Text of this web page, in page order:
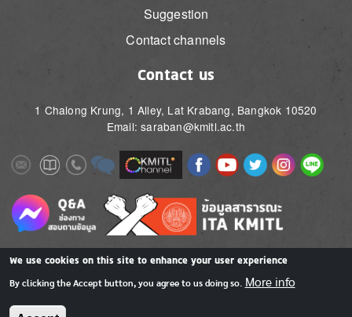
Suggestion
Contact channels
Contact us
1 Chalong Krung, 1 Alley, Lat Krabang, Bangkok 10520
Email: saraban@kmitl.ac.th
ImageImageImageImage Image ImageImageImageImageImage
Image Image
We use cookies on this site to enhance your user experience
By clicking the Accept button, you agree to us doing so. More info